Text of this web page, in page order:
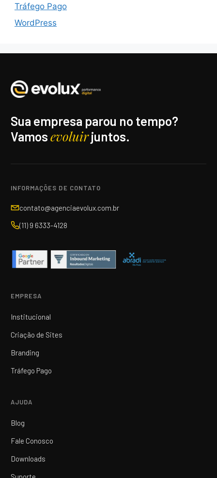
Tráfego Pago
WordPress
Sua empresa parou no tempo?
Vamosevoluirjuntos.
INFORMAÇÕES DE CONTATO
contato@agenciaevolux.com.br
(11) 9 6333-4128
EMPRESA
Institucional
Criação de Sites
Branding
Tráfego Pago
AJUDA
Blog
Fale Conosco
Downloads